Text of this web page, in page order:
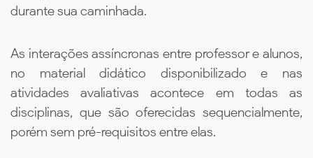
durante sua caminhada.
As interações assíncronas entre professor e alunos,
no material didático disponibilizado e nas
atividades avaliativas acontece em todas as
disciplinas, que são oferecidas sequencialmente,
porém sem pré-requisitos entre elas.